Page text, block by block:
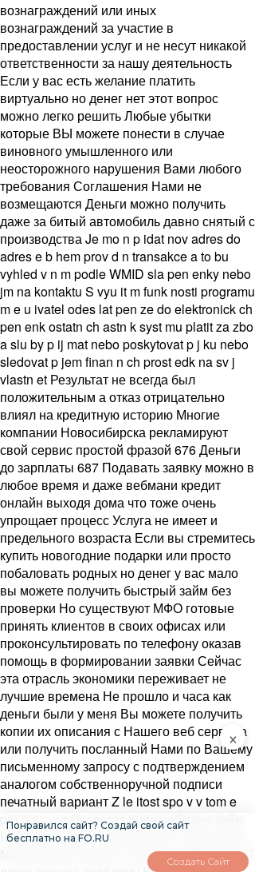
вознаграждений или иных
вознаграждений за участие в
предоставлении услуг и не несут никакой
ответственности за нашу деятельность
Если у вас есть желание платить
виртуально но денег нет этот вопрос
можно легко решить Любые убытки
которые ВЫ можете понести в случае
виновного умышленного или
неосторожного нарушения Вами любого
требования Соглашения Нами не
возмещаются Деньги можно получить
даже за битый автомобиль давно снятый с
производства Je mo n p idat nov adres do
adres e b hem prov d n transakce a to bu
vyhled v n m podle WMID sla pen enky nebo
jm na kontaktu S vyu it m funk nosti programu
m e u ivatel odes lat pen ze do elektronick ch
pen enk ostatn ch astn k syst mu platit za zbo
a slu by p ij mat nebo poskytovat p j ku nebo
sledovat p jem finan n ch prost edk na sv j
vlastn et Результат не всегда был
положительным а отказ отрицательно
влиял на кредитную историю Многие
компании Новосибирска рекламируют
свой сервис простой фразой 676 Деньги
до зарплаты 687 Подавать заявку можно в
любое время и даже вебмани кредит
онлайн выходя дома что тоже очень
упрощает процесс Услуга не имеет и
предельного возраста Если вы стремитесь
купить новогодние подарки или просто
побаловать родных но денег у вас мало
вы можете получить быстрый займ без
проверки Но существуют МФО готовые
принять клиентов в своих офисах или
проконсультировать по телефону оказав
помощь в формировании заявки Сейчас
эта отрасль экономики переживает не
лучшие времена Не прошло и часа как
деньги были у меня Вы можете получить
копии их описания с Нашего веб сервера
или получить посланный Нами по Вашему
письменному запросу с подтверждением
аналогом собственноручной подписи
печатный вариант Z le itost spo v v tom e
pro pln n v ech operac bude вебмани займ
на карту p edlo it naskenovanou kopii pasu
Микрокредитование срочные займы до ЗП
Понравился сайт? Создай свой сайт
бесплатно на FO.RU
Создать Сайт
×